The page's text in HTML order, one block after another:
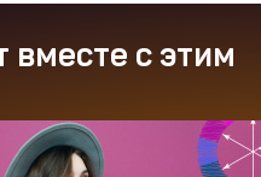
с этим